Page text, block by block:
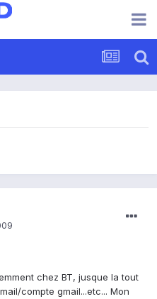
chez BT, jusque la tout
compte gmail...etc... Mon